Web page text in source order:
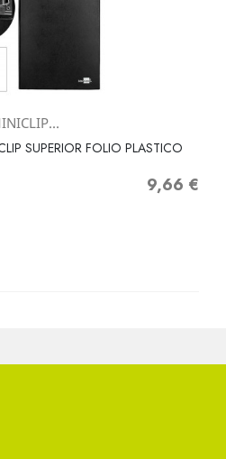
SUPERIOR FOLIO PLASTICO
Precio
9,66 €